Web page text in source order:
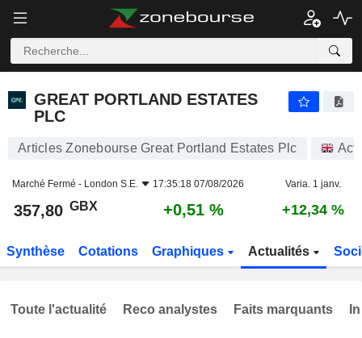
GREAT PORTLAND ESTATES
PLC
Articles Zonebourse Great Portland Estates Plc
Marché Fermé - London S.E. 17:35:18 07/08/2026 Varia. 1 janv.
357,80 GBX +0,51 % +12,34 %
Synthèse Cotations Graphiques Actualités
Toute l'actualité Reco analystes Faits marquants